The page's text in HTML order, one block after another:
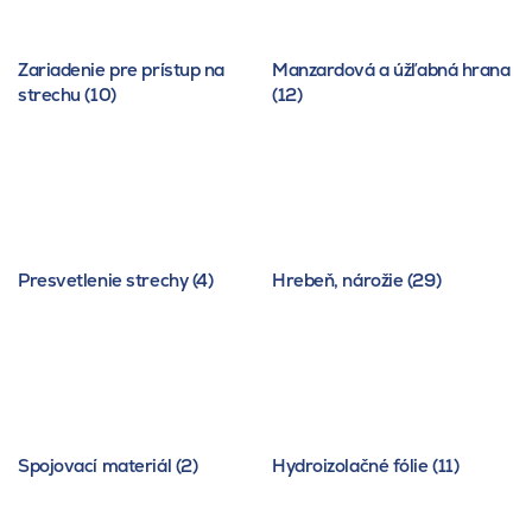
Zariadenie pre prístup na
strechu (10)
Manzardová a úžľabná hrana
(12)
Presvetlenie strechy (4) Hrebeň, nárožie (29)
Spojovací materiál (2) Hydroizolačné fólie (11)